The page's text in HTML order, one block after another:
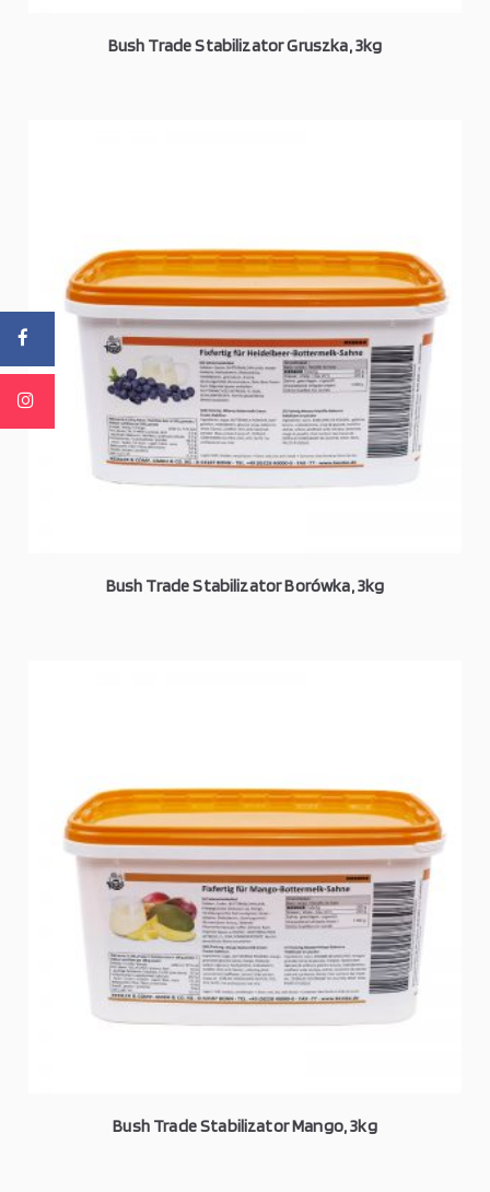
Bush Trade Stabilizator Gruszka, 3kg
Bush Trade Stabilizator Borówka, 3kg
Bush Trade Stabilizator Mango, 3kg